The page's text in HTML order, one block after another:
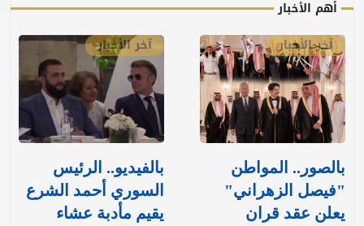
أهم الأخبار
آخر الأخبار
بالصور.. المواطن
"فيصل الزهراني"
يعلن عقد قران
آخر الأخبار
بالفيديو.. الرئيس
السوري أحمد الشرع
يقيم مأدبة عشاء